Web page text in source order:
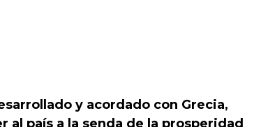
y acordado con Grecia,
país a la senda de la prosperidad